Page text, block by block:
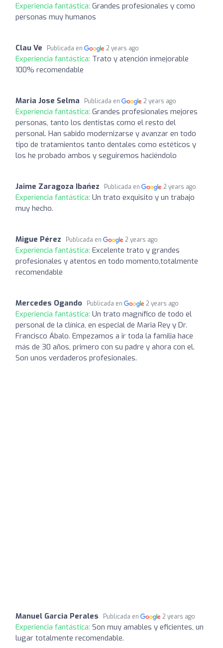
Experiencia fantástica: Grandes profesionales y como
personas muy humanos
Clau Ve Publicada en 2 years ago
Experiencia fantástica: Trato y atención inmejorable
100% recomendable
Maria Jose Selma Publicada en 2 years ago
Experiencia fantástica: Grandes profesionales mejores
personas, tanto los dentistas como el resto del
personal. Han sabido modernizarse y avanzar en todo
tipo de tratamientos tanto dentales como estéticos y
los he probado ambos y seguiremos haciéndolo
Jaime Zaragoza Ibańez Publicada en 2 years ago
Experiencia fantástica: Un trato exquisito y un trabajo
muy hecho.
Migue Pérez Publicada en 2 years ago
Experiencia fantástica: Excelente trato y grandes
profesionales y atentos en todo momento,totalmente
recomendable
Mercedes Ogando Publicada en 2 years ago
Experiencia fantástica: Un trato magnífico de todo el
personal de la clínica, en especial de Maria Rey y Dr.
Francisco Ábalo. Empezamos a ir toda la familia hace
más de 30 años, primero con su padre y ahora con el.
Son unos verdaderos profesionales.
Manuel Garcia Perales Publicada en 2 years ago
Experiencia fantástica: Son muy amables y eficientes, un
lugar totalmente recomendable.